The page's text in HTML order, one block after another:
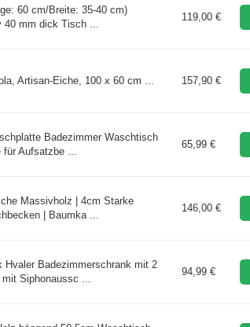
60 cm/Breite: 35-40 cm)
40 mm dick Tisch ...
119,00 €
Artisan-Eiche, 100 x 60 cm ... 157,90 €
Badezimmer Waschtisch
für Aufsatzbe ...
65,99 €
Massivholz | 4cm Starke
| Baumka ...
146,00 €
Hvaler Badezimmerschrank mit 2
Siphonaussc ...
94,99 €